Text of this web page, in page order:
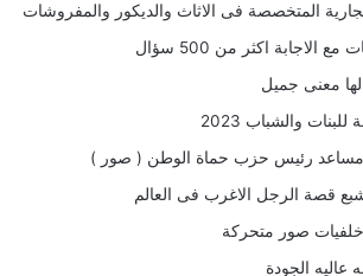
المتخصصة فى الاثاث والديكور والمفروشات
اكثر من 500 سؤال
معنى جميل
والشباب 2023
مساعد رئيس حزب حماة الوطن ( صور )
قصة الرجل الاغرب فى العالم
صور متحركة
الجودة